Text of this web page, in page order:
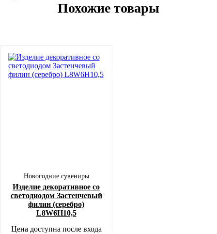
Похожие товары
Новогодние сувениры
Изделие декоративное со
светодиодом Застенчевый
филин (серебро)
L8W6H10,5
Цена доступна после входа